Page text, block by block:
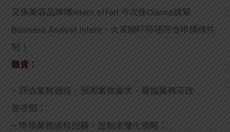
又係美容品牌嘅intern offer! 今次係Clarins請緊
Business Analyst Intern，大家睇吓符唔符合申請條件
啦！
職責：
– 評估業務過程、預測業務需求、發掘業務可改
善空間；
– 帶領業務過程回顧，並制定優化策略；